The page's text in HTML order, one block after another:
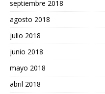
septiembre 2018
agosto 2018
julio 2018
junio 2018
mayo 2018
abril 2018